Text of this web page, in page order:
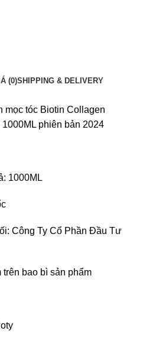
(0)SHIPPING & DELIVERY
mọc tóc Biotin Collagen
phiên bản 2024
1000ML
Công Ty Cổ Phần Đầu Tư
trên bao bì sản phẩm